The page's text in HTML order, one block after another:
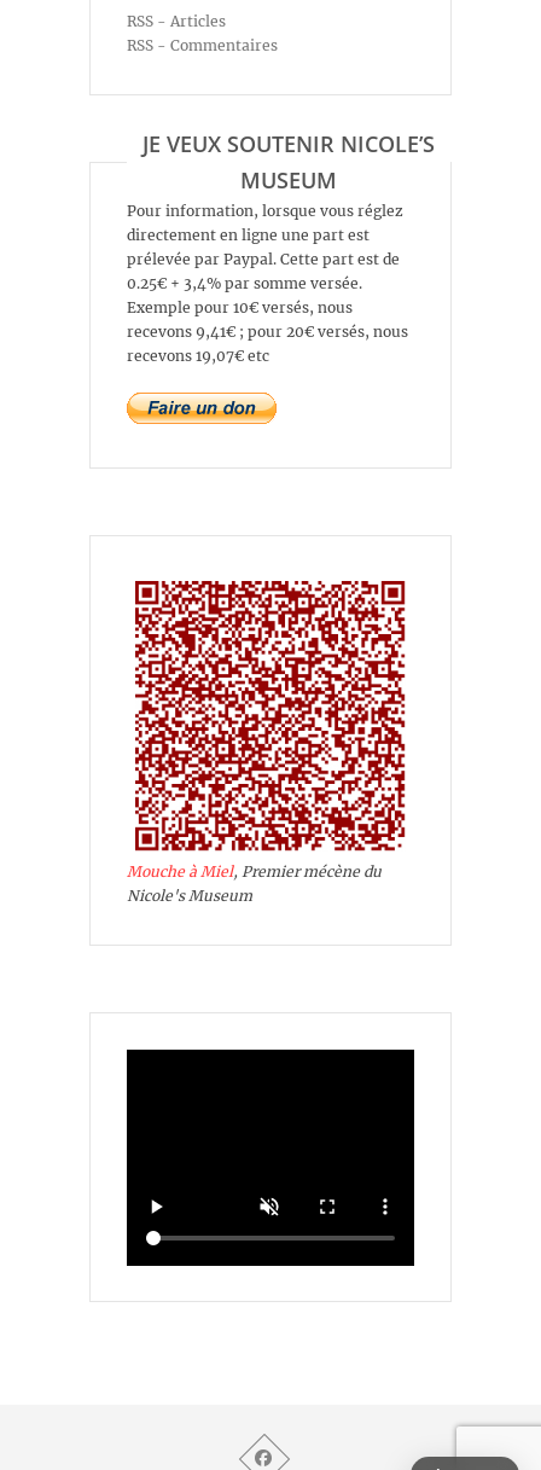
RSS - Articles
RSS - Commentaires
JE VEUX SOUTENIR NICOLE’S
MUSEUM
Pour information, lorsque vous réglez
directement en ligne une part est
prélevée par Paypal. Cette part est de
0.25€ + 3,4% par somme versée.
Exemple pour 10€ versés, nous
recevons 9,41€ ; pour 20€ versés, nous
recevons 19,07€ etc
Mouche à Miel, Premier mécène du
Nicole's Museum